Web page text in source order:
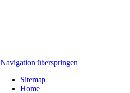
Navigation überspringen
Sitemap
Home